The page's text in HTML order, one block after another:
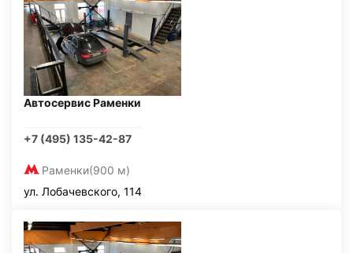
Автосервис Раменки
+7 (495) 135-42-87
Раменки(900 м)
ул. Лобачевского, 114